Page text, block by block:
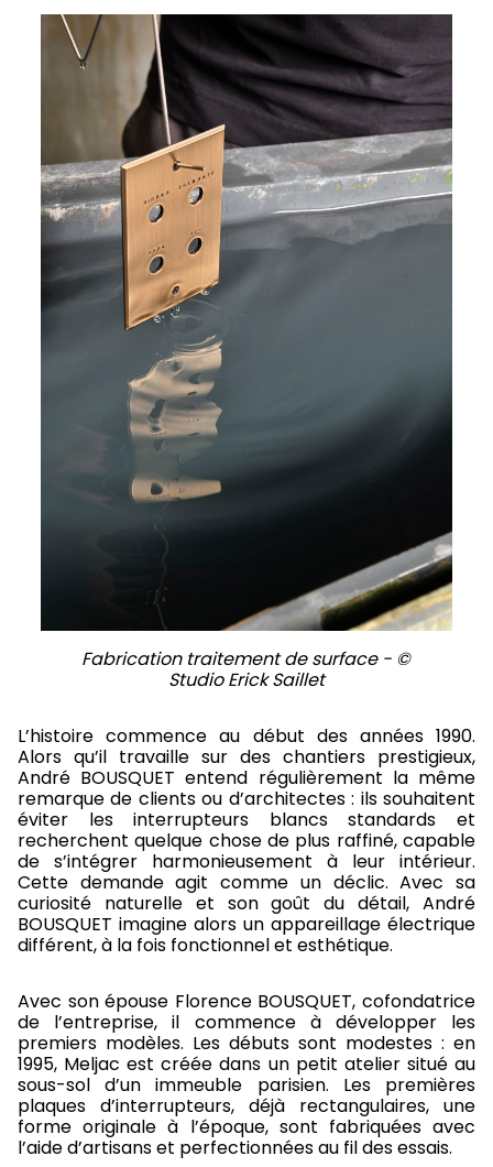
Fabrication traitement de surface - ©
Studio Erick Saillet
L’histoire commence au début des années 1990.
Alors qu’il travaille sur des chantiers prestigieux,
André BOUSQUET entend régulièrement la même
remarque de clients ou d’architectes : ils souhaitent
éviter les interrupteurs blancs standards et
recherchent quelque chose de plus raffiné, capable
de s’intégrer harmonieusement à leur intérieur.
Cette demande agit comme un déclic. Avec sa
curiosité naturelle et son goût du détail, André
BOUSQUET imagine alors un appareillage électrique
différent, à la fois fonctionnel et esthétique.
Avec son épouse Florence BOUSQUET, cofondatrice
de l’entreprise, il commence à développer les
premiers modèles. Les débuts sont modestes : en
1995, Meljac est créée dans un petit atelier situé au
sous-sol d’un immeuble parisien. Les premières
plaques d’interrupteurs, déjà rectangulaires, une
forme originale à l’époque, sont fabriquées avec
l’aide d’artisans et perfectionnées au fil des essais.